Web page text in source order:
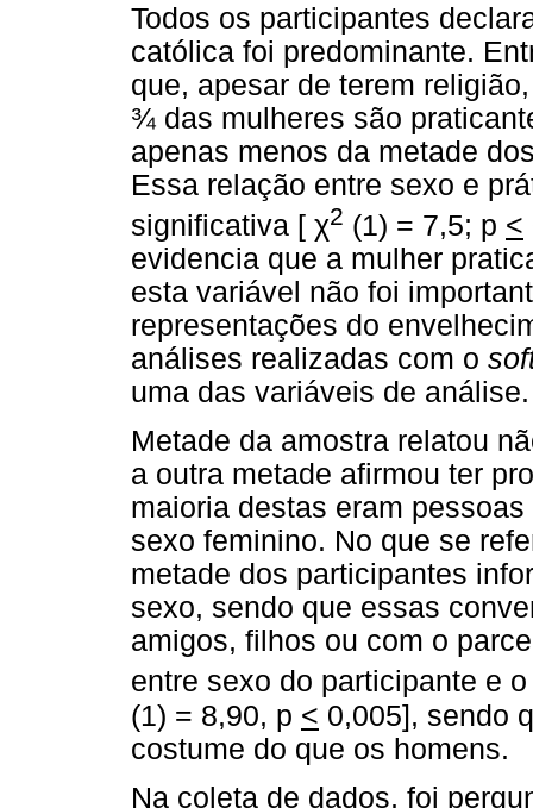
Todos os participantes
católica foi predominante.
que, apesar de terem
¾ das mulheres são
apenas menos da metade
Essa relação entre sexo e
significativa [ χ2 (1) = 7,5; p <
evidencia que a mulher
esta variável não foi
representações do
análises realizadas com o
uma das variáveis de análise.
Metade da amostra relatou
a outra metade afirmou ter
maioria destas eram
sexo feminino. No que se
metade dos participantes
sexo, sendo que essas
amigos, filhos ou com o
entre sexo do participante e
(1) = 8,90, p < 0,005], sendo
costume do que os homens.
Na coleta de dados, foi